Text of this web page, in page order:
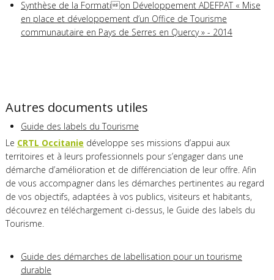
Synthèse de la Formation Développement ADEFPAT « Mise
en place et développement d’un Office de Tourisme
communautaire en Pays de Serres en Quercy » - 2014
Autres documents utiles
Guide des labels du Tourisme
Le CRTL Occitanie développe ses missions d’appui aux
territoires et à leurs professionnels pour s’engager dans une
démarche d’amélioration et de différenciation de leur offre. Afin
de vous accompagner dans les démarches pertinentes au regard
de vos objectifs, adaptées à vos publics, visiteurs et habitants,
découvrez en téléchargement ci-dessus, le Guide des labels du
Tourisme.
Guide des démarches de labellisation pour un tourisme
durable